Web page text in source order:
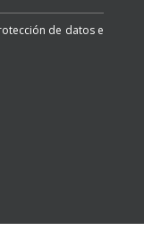
de datos e